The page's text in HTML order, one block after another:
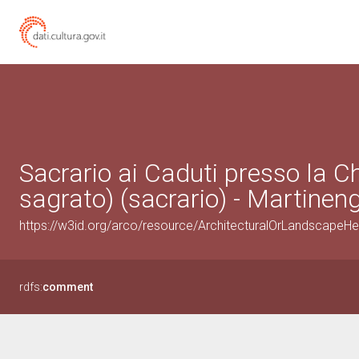
Sacrario ai Caduti presso la
sagrato) (sacrario) -
https://w3id.org/arco/resource/
rdfs:comment